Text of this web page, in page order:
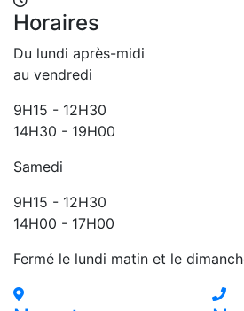
Horaires
Du lundi après-midi
au vendredi
9H15 - 12H30
14H30 - 19H00
Samedi
9H15 - 12H30
14H00 - 17H00
Fermé le lundi matin et le